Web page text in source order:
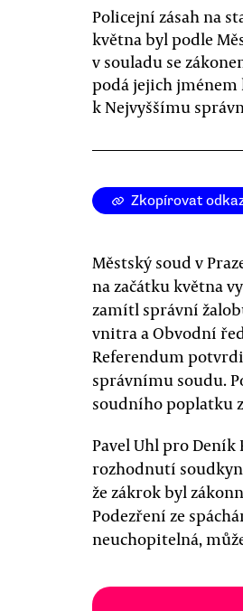
Policejní zásah na
května byl podle
v souladu se
podá jejich jménem
k Nejvyššímu
Zkopírovat
Městský soud v
na začátku května
zamítl správní
vnitra a Obvodní
Referendum
správnímu soudu.
soudního poplatku
Pavel Uhl pro
rozhodnutí
že zákrok byl
Podezření ze
neuchopitelná,